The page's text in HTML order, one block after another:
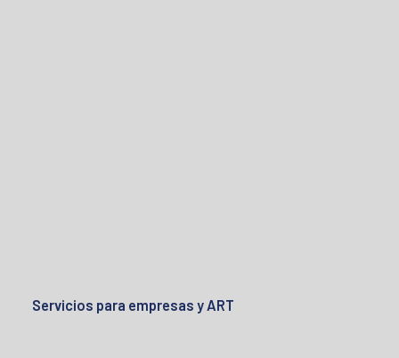
Servicios para empresas y ART